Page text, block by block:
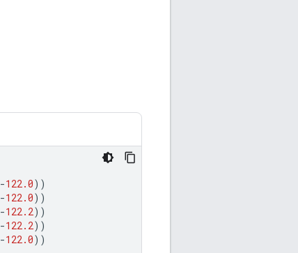
-122.0))
-122.0))
-122.2))
-122.2))
-122.0))